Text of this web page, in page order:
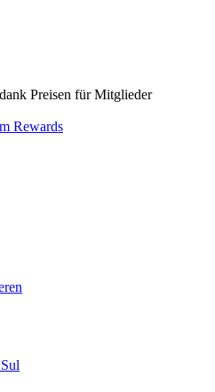
Preisen für Mitglieder
Rewards